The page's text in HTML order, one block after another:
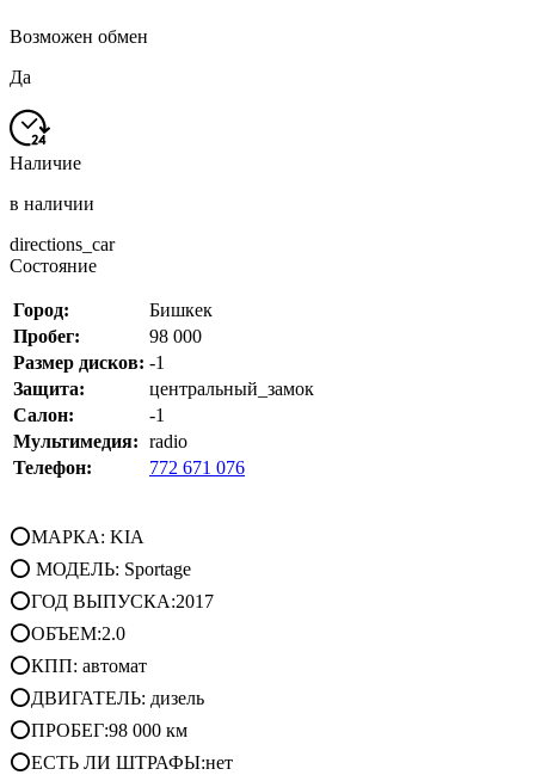
Возможен обмен
Да
Наличие
в наличии
directions_car
Состояние
Город:
Бишкек
Пробег:
98 000
Размер дисков: -1
Защита:
центральный_замок
Салон:
-1
Мультимедия: radio
Телефон:
772 671 076
⭕МАРКА: KIA
⭕ МОДЕЛЬ: Sportage
⭕ГОД ВЫПУСКА:2017
⭕ОБЪЕМ:2.0
⭕КПП: автомат
⭕ДВИГАТЕЛЬ: дизель
⭕ПРОБЕГ:98 000 км
⭕ЕСТЬ ЛИ ШТРАФЫ:нет